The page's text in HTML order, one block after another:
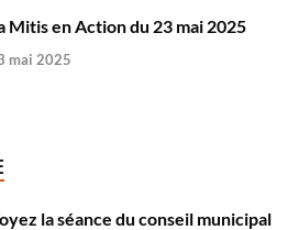
Mitis en Action du 23 mai 2025
mai 2025
la séance du conseil municipal